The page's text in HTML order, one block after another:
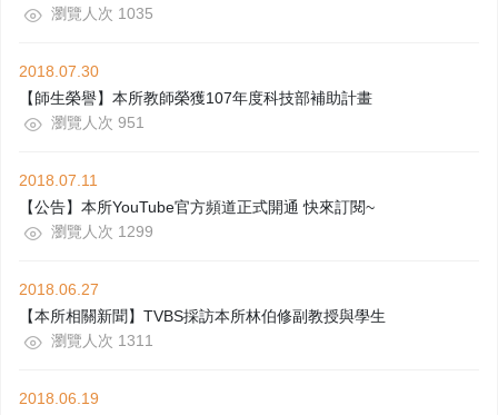
瀏覽人次 1035
2018.07.30
【師生榮譽】本所教師榮獲107年度科技部補助計畫
瀏覽人次 951
2018.07.11
【公告】本所YouTube官方頻道正式開通 快來訂閱~
瀏覽人次 1299
2018.06.27
【本所相關新聞】TVBS採訪本所林伯修副教授與學生
瀏覽人次 1311
2018.06.19